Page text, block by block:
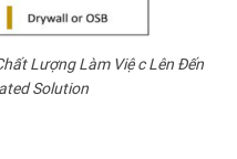
Lượng Làm Việc Lên Đến
Solution